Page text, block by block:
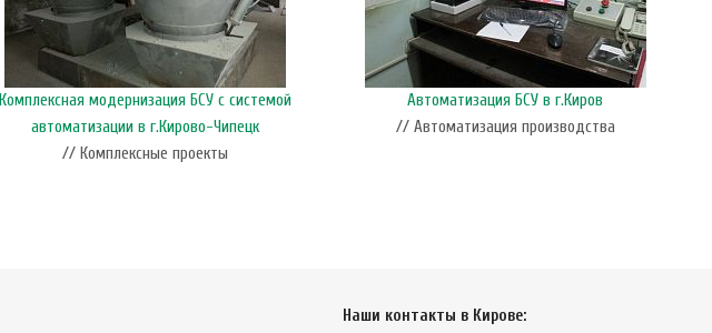
Комплексная модернизация БСУ с системой
автоматизации в г.Кирово-Чипецк
// Комплексные проекты
Автоматизация БСУ в г.Киров
// Автоматизация производства
Наши контакты в Кирове: